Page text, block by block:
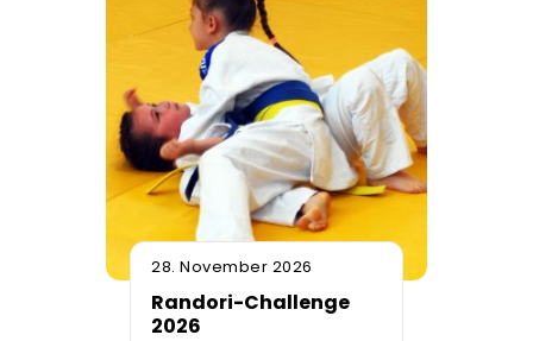
28. November 2026
Randori-Challenge
2026